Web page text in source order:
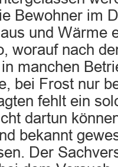
Bewohner im
und Wärme
worauf nach
manchen
bei Frost nur
fehlt ein
dartun
bekannt
Der